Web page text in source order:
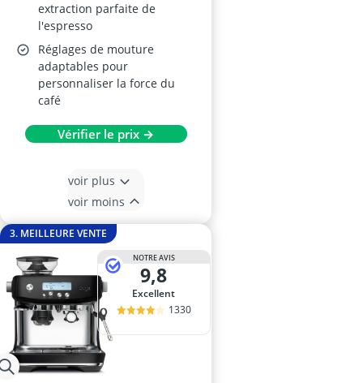
extraction parfaite de
l'espresso
Réglages de mouture
adaptables pour
personnaliser la force du
café
Vérifier le prix →
voir plus
voir moins
3. MEILLEURE VENTE
NOTRE AVIS
9,8
Excellent
1330